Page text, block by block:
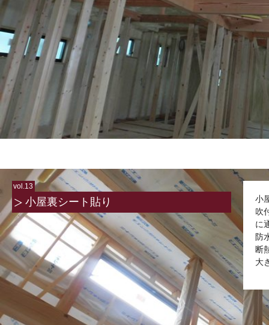
vol.13
小屋裏シート貼り
小
吹
に
防
断
大